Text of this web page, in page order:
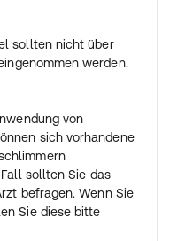
sollten nicht über
werden.
von
sich vorhandene
sollten Sie das
befragen. Wenn Sie
Sie diese bitte